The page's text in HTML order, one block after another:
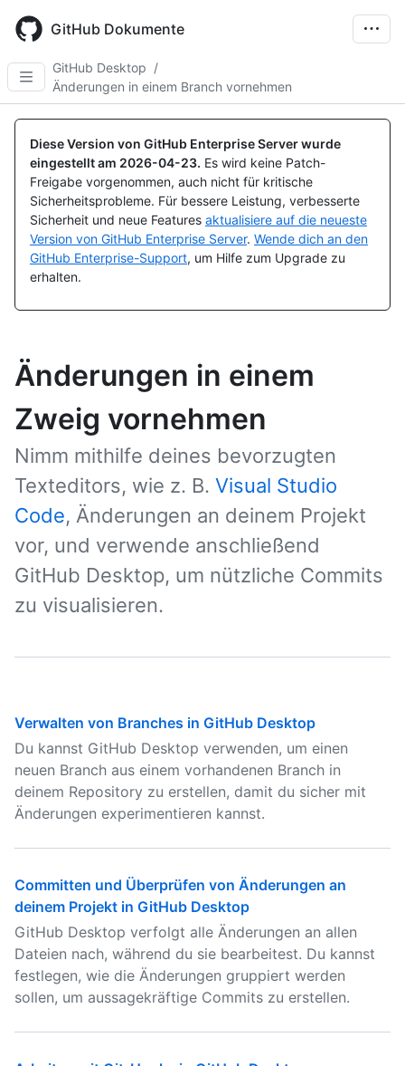
main
content
GitHub Dokumente
GitHub Desktop /
Änderungen in einem Branch vornehmen
Diese Version von GitHub Enterprise Server wurde
eingestellt am 2026-04-23. Es wird keine Patch-
Freigabe vorgenommen, auch nicht für kritische
Sicherheitsprobleme. Für bessere Leistung, verbesserte
Sicherheit und neue Features aktualisiere auf die neueste
Version von GitHub Enterprise Server. Wende dich an den
GitHub Enterprise-Support, um Hilfe zum Upgrade zu
erhalten.
Änderungen in einem
Zweig vornehmen
Nimm mithilfe deines bevorzugten
Texteditors, wie z. B. Visual Studio
Code, Änderungen an deinem Projekt
vor, und verwende anschließend
GitHub Desktop, um nützliche Commits
zu visualisieren.
Verwalten von Branches in GitHub Desktop
Du kannst GitHub Desktop verwenden, um einen
neuen Branch aus einem vorhandenen Branch in
deinem Repository zu erstellen, damit du sicher mit
Änderungen experimentieren kannst.
Committen und Überprüfen von Änderungen an
deinem Projekt in GitHub Desktop
GitHub Desktop verfolgt alle Änderungen an allen
Dateien nach, während du sie bearbeitest. Du kannst
festlegen, wie die Änderungen gruppiert werden
sollen, um aussagekräftige Commits zu erstellen.